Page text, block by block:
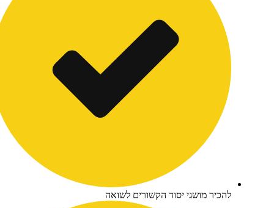
מושגי יסוד הקשורים לשואה